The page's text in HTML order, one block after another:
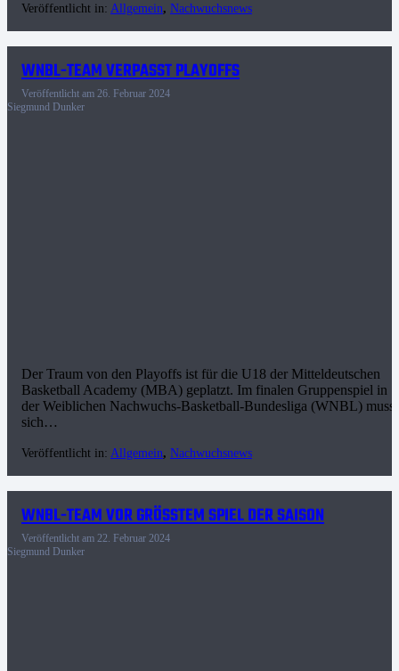
Veröffentlicht in: Allgemein, Nachwuchsnews
WNBL-TEAM VERPASST PLAYOFFS
Veröffentlicht am 26. Februar 2024
Siegmund Dunker
Der Traum von den Playoffs ist für die U18 der Mitteldeutschen
Basketball Academy (MBA) geplatzt. Im finalen Gruppenspiel in
der Weiblichen Nachwuchs-Basketball-Bundesliga (WNBL)
sich…
Veröffentlicht in: Allgemein, Nachwuchsnews
WNBL-TEAM VOR GRÖSSTEM SPIEL DER SAISON
Veröffentlicht am 22. Februar 2024
Siegmund Dunker